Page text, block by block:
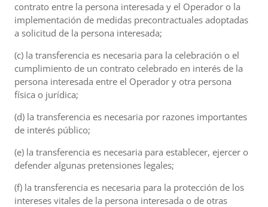
contrato entre la persona interesada y el Operador o la
implementación de medidas precontractuales adoptadas
a solicitud de la persona interesada;
(c) la transferencia es necesaria para la celebración o el
cumplimiento de un contrato celebrado en interés de la
persona interesada entre el Operador y otra persona
física o jurídica;
(d) la transferencia es necesaria por razones importantes
de interés público;
(e) la transferencia es necesaria para establecer, ejercer o
defender algunas pretensiones legales;
(f) la transferencia es necesaria para la protección de los
intereses vitales de la persona interesada o de otras